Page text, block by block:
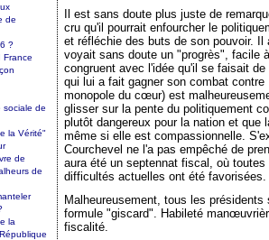
Il est sans doute plus juste de
cru qu'il pourrait enfourcher le
et réfléchie des buts de son pouvoir.
voyait sans doute un "progrès", facile
congruent avec l'idée qu'il se faisait
qui lui a fait gagner son combat
monopole du cœur) est
glisser sur la pente du politiquement
plutôt dangereux pour la nation et que
même si elle est compassionnelle.
Courchevel ne l'a pas empêché de
aura été un septennat fiscal, où
difficultés actuelles ont été favorisées.
Malheureusement, tous les
formule "giscard". Habileté
fiscalité.
de
?
France
sociale de
la Vérité"
de
de
la